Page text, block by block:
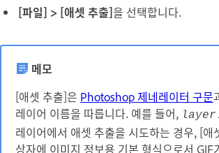
[파일] > [애셋 추출]을 선택합니다.
메모
[애셋 추출]은 Photoshop 제네레이터 구문
레이어 이름을 따릅니다. 예를 들어,
레이어에서 애셋 추출을 시도하는 경우, [애
상자에 이미지 정보용 기본 형식으로서 GIF